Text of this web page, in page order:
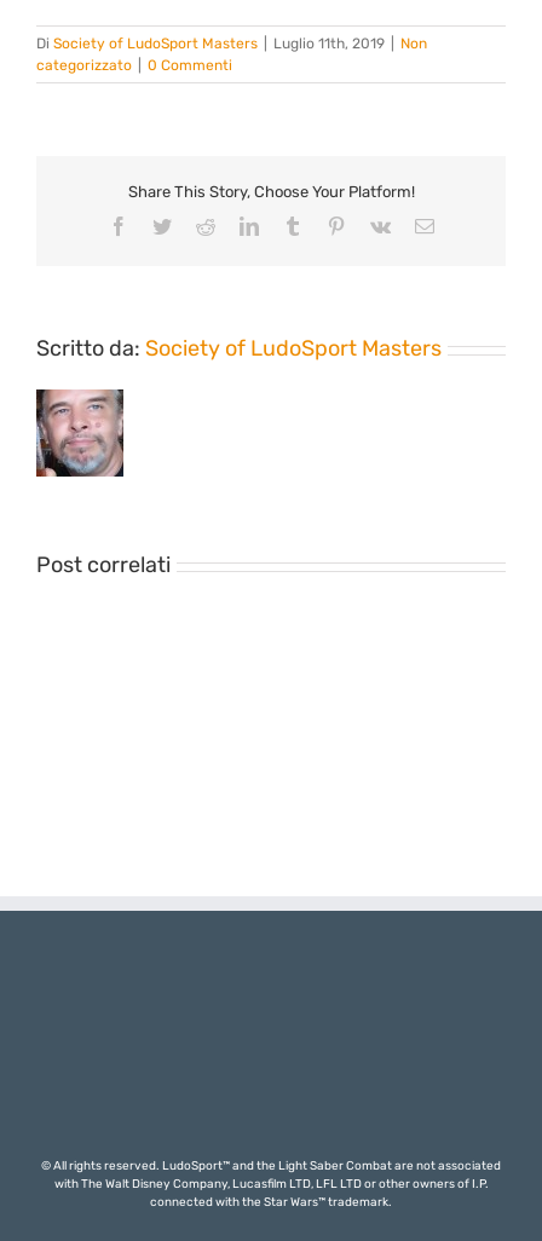
Di Society of LudoSport Masters Luglio 11th, 2019
Non
categorizzato
0 Commenti
Share This Story, Choose Your Platform!
Facebook
TwitterRedditLinkedInTumblr Pinterest
Vk Email
Scritto da: Society of LudoSport Masters
Post correlati
© All rights reserved. LudoSport™ and the Light Saber Combat are not associated
with The Walt Disney Company, Lucasfilm LTD, LFL LTD or other owners of I.P.
connected with the Star Wars™ trademark.